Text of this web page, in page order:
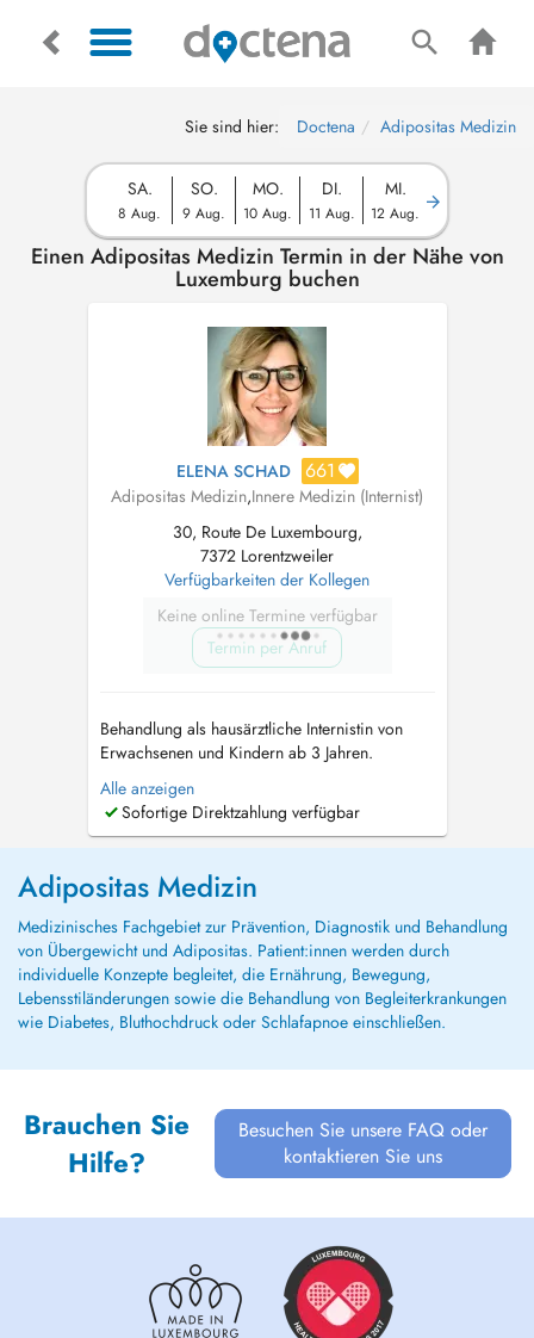
Sie sind hier: Doctena Adipositas Medizin
SA.
8 Aug.
SO.
9 Aug.
MO.
10 Aug.
DI.
11 Aug.
MI.
12 Aug.
Einen Adipositas Medizin Termin in der Nähe von
Luxemburg buchen
ELENA SCHAD 661
Adipositas Medizin,Innere Medizin (Internist)
30, Route De Luxembourg,
7372 Lorentzweiler
Verfügbarkeiten der Kollegen
Keine online Termine verfügbar
Termin per Anruf
Behandlung als hausärztliche Internistin von
Erwachsenen und Kindern ab 3 Jahren.
Consultation for adults and children from the
age of 3 years. Консультации для взрослых
и детей от 3 лет. - Echographie / Ultraschall
Diabetes: Screening, Erstdiagnose und ...
Alle anzeigen
Sofortige Direktzahlung verfügbar
Adipositas Medizin
Medizinisches Fachgebiet zur Prävention, Diagnostik und Behandlung
von Übergewicht und Adipositas. Patient:innen werden durch
individuelle Konzepte begleitet, die Ernährung, Bewegung,
Lebensstiländerungen sowie die Behandlung von Begleiterkrankungen
wie Diabetes, Bluthochdruck oder Schlafapnoe einschließen.
Brauchen Sie
Hilfe?
Besuchen Sie unsere FAQ oder
kontaktieren Sie uns